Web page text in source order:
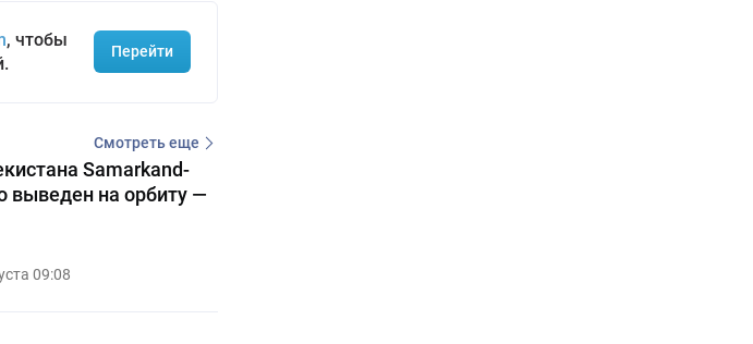
, чтобы
Перейти
Смотреть еще
Samarkand-
выведен на орбиту —
09:08